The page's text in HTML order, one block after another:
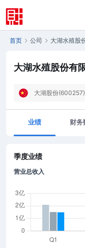
首页 公司 大湖水殖股
大湖水殖股份有
大湖股份(600257)
业绩 财务
季度业绩
营业总收入